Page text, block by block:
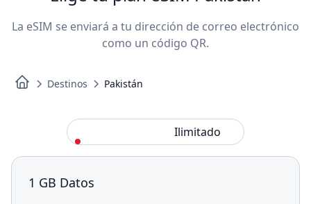
La eSIM se enviará a tu dirección de correo electrónico
como un código QR.
Destinos Pakistán
Ilimitado
1 GB Datos